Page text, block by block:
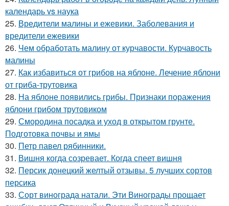
календарь vs наука
25. Вредители малины и ежевики. Заболевания и
вредители ежевики
26. Чем обработать малину от курчавости. Курчавость
малины
27. Как избавиться от грибов на яблоне. Лечение яблони
от гриба-трутовика
28. На яблоне появились грибы. Признаки поражения
яблони грибом трутовиком
29. Смородина посадка и уход в открытом грунте.
Подготовка почвы и ямы
30. Петр павел рябинники.
31. Вишня когда созревает. Когда спеет вишня
32. Персик донецкий желтый отзывы. 5 лучших сортов
персика
33. Сорт винограда натали. Эти Винограды прощает